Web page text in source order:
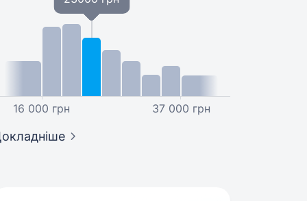
16 000 грн 37 000 грн